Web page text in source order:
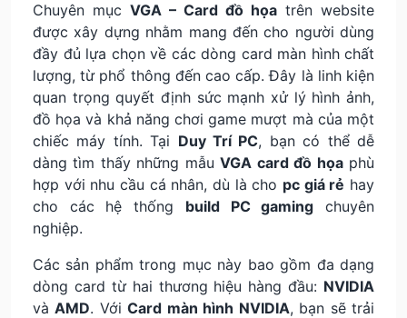
Chuyên mục VGA – Card đồ họa trên website
được xây dựng nhằm mang đến cho người dùng
đầy đủ lựa chọn về các dòng card màn hình chất
lượng, từ phổ thông đến cao cấp. Đây là linh kiện
quan trọng quyết định sức mạnh xử lý hình ảnh,
đồ họa và khả năng chơi game mượt mà của một
chiếc máy tính. Tại Duy Trí PC, bạn có thể dễ
dàng tìm thấy những mẫuVGA card đồ họaphù
hợp với nhu cầu cá nhân, dù là cho pc giá rẻ hay
cho các hệ thống build PC gaming chuyên
nghiệp.
Các sản phẩm trong mục này bao gồm đa dạng
dòng card từ hai thương hiệu hàng đầu: NVIDIA
vàAMD. VớiCard màn hình NVIDIA, bạn sẽ trải